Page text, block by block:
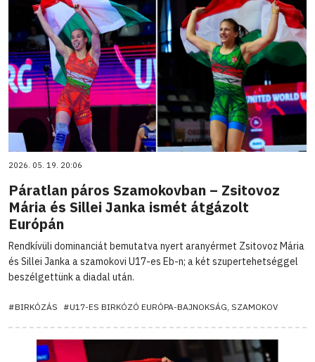
2026. 05. 19. 20:06
Páratlan páros Szamokovban – Zsitovoz
Mária és Sillei Janka ismét átgázolt
Európán
Rendkívüli dominanciát bemutatva nyert aranyérmet Zsitovoz Mária
és Sillei Janka a szamokovi U17-es Eb-n; a két szupertehetséggel
beszélgettünk a diadal után.
#BIRKÓZÁS #U17-ES BIRKÓZÓ EURÓPA-BAJNOKSÁG, SZAMOKOV